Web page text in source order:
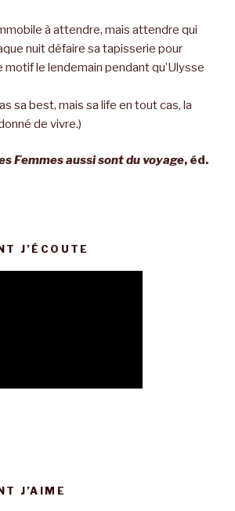
à attendre, mais attendre qui
nuit défaire sa tapisserie pour
le lendemain pendant qu’Ulysse
sa best, mais sa life en tout cas, la
de vivre.)
Femmes aussi sont du voyage, éd.
J’ÉCOUTE
J’AIME